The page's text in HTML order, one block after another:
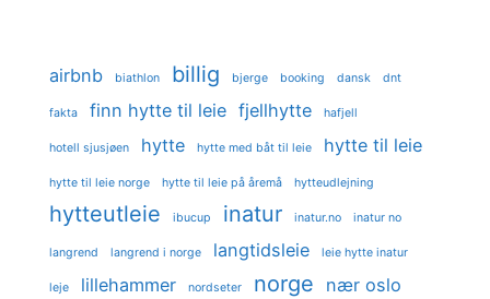
airbnb biathlon billig bjerge booking dansk dnt
fakta finn hytte til leie fjellhytte hafjell
hotell sjusjøen hytte hytte med båt til leie hytte til leie
hytte til leie norge hytte til leie på åremå hytteudlejning
hytteutleie ibucup inatur inatur.no inatur no
langrend langrend i norge langtidsleie leie hytte inatur
leje lillehammer nordseter norge nær oslo